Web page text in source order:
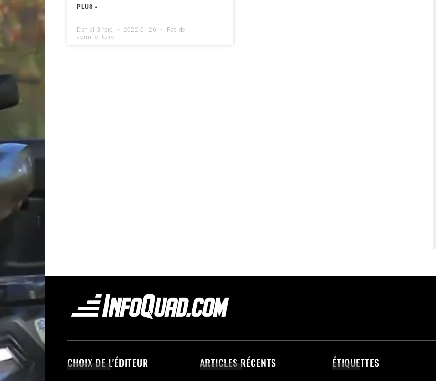
PLUS »
Daniel Girard 2022-01-26
Pas de
commentaire
CHOIX DE L'ÉDITEUR ARTICLES RÉCENTS ÉTIQUETTES